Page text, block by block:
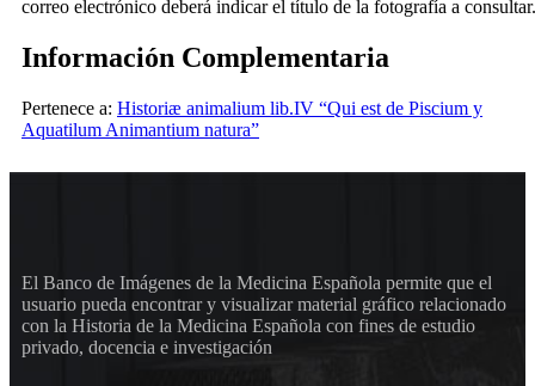
correo electrónico deberá indicar el título de la fotografía a consultar.
Información Complementaria
Pertenece a: Historiæ animalium lib.IV “Qui est de Piscium y
Aquatilum Animantium natura”
El Banco de Imágenes de la Medicina Española permite que el
usuario pueda encontrar y visualizar material gráfico relacionado
con la Historia de la Medicina Española con fines de estudio
privado, docencia e investigación